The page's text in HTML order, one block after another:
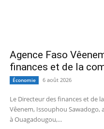
Agence Faso
finances et de la
Économie 6 août 2026
Le Directeur des finances et de
Vêenem, Issouphou Sawadogo,
à Ouagadougou,...